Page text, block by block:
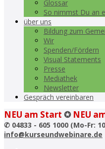
Glossar
So nimmst Du an
über uns
Bildung zum
Wir
Spenden/Fördern
Visual Statements
Presse
Mediathek
Newsletter
Gespräch vereinbaren
NEU am Start ✪ NEU
✆ 04833 - 605 1000 (Mo-Fr:
info@kurseundwebinare.de